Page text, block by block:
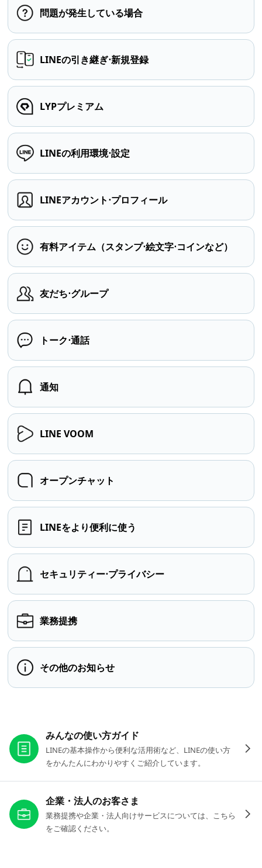
問題が発生している場合
LINEの引き継ぎ⋅新規登録
LYPプレミアム
LINEの利用環境⋅設定
LINEアカウント⋅プロフィール
有料アイテム（スタンプ⋅絵文字⋅コインなど）
友だち⋅グループ
トーク⋅通話
通知
LINE VOOM
オープンチャット
LINEをより便利に使う
セキュリティー⋅プライバシー
業務提携
その他のお知らせ
みんなの使い方ガイド
LINEの基本操作から便利な活用術など、LINEの使い方
をかんたんにわかりやすくご紹介しています。
企業・法人のお客さま
業務提携や企業・法人向けサービスについては、こちら
をご確認ください。